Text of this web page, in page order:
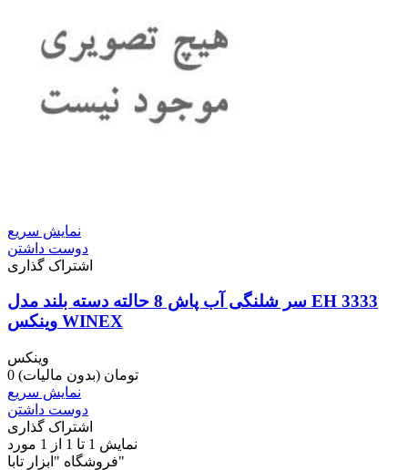
نمایش سریع
دوست داشتن
اشتراک گذاری
سر شلنگی آب پاش 8 حالته دسته بلند مدل EH 3333
وینکس WINEX
وینکس
0 تومان (بدون مالیات)
نمایش سریع
دوست داشتن
اشتراک گذاری
نمایش 1 تا 1 از 1 مورد
فروشگاه "ابزار تابا"